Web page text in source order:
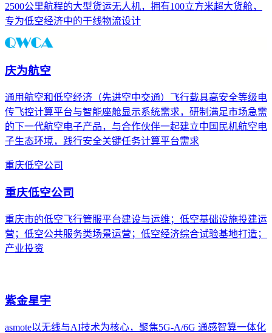
2500公里航程的大型货运无人机，拥有100立方米超大货舱，
专为低空经济中的干线物流设计
庆为航空
通用航空和低空经济（先进空中交通）飞行载具高安全等级电
传飞控计算平台与智能座舱显示系统需求，研制满足市场急需
的下一代航空电子产品，与合作伙伴一起建立中国民机航空电
子生态环境，践行安全关键任务计算平台需求
重庆低空公司
重庆低空公司
重庆市的低空飞行管服平台建设与运维；低空基础设施投建运
营；低空公共服务类场景运营；低空经济综合试验基地打造；
产业投资
紫金星宇
asmote以无线与AI技术为核心，聚焦5G-A/6G 通感智算一体化